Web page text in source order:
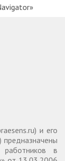
и его
предназначены
работников в